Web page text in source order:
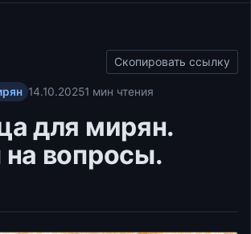
Скопировать ссылку
14.10.20251 мин чтения
для мирян.
вопросы.